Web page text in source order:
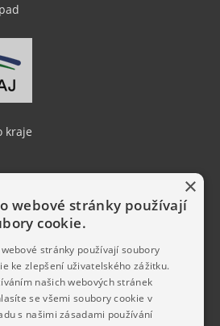
kraje
o regionu
×
webové stránky používají
cookie.
stránky používají soubory
ke zlepšení uživatelského zážitku.
našich webových stránek
se všemi soubory cookie v
s našimi zásadami používání